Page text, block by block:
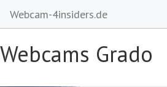
Webcam-4insiders.de
Webcams Grado